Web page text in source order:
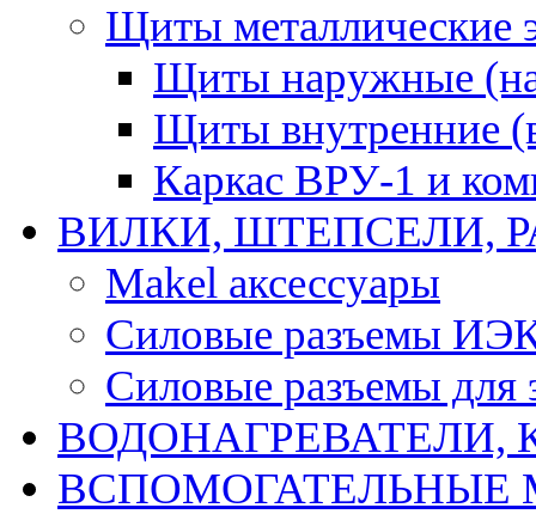
Щиты металлические
Щиты наружные
Щиты внутренние
Каркас ВРУ-1 и
ВИЛКИ, ШТЕПСЕЛИ,
Makel аксессуары
Силовые разъемы
Силовые разъемы для
ВОДОНАГРЕВАТЕЛИ,
ВСПОМОГАТЕЛЬНЫЕ